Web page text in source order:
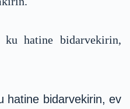
hatine bidarvekirin,
hatine bidarvekirin, ev